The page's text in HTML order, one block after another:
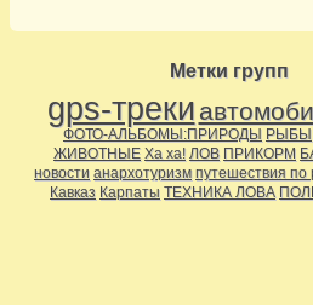
Метки групп
gps-треки
ФОТО-АЛЬБОМЫ:ПРИРОДЫ РЫБЫ
ЖИВОТНЫЕ Ха ха! ЛОВ ПРИКОРМ
новости анархотуризм путешествия по
Кавказ Карпаты ТЕХНИКА ЛОВА